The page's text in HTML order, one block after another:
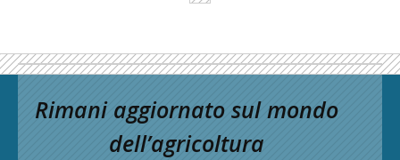
Rimani aggiornato sul mondo
dell’agricoltura